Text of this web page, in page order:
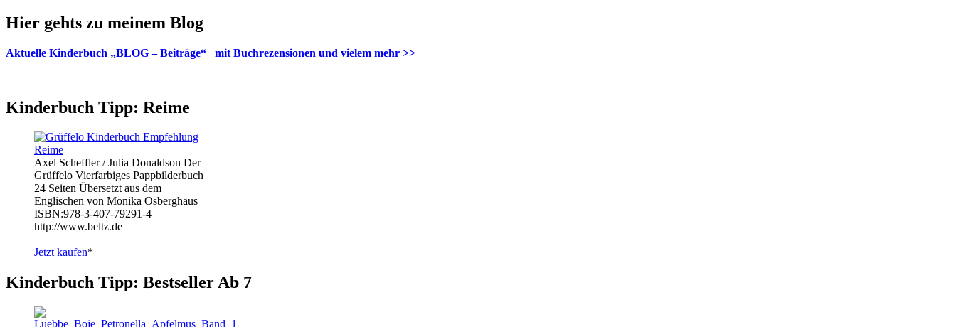
Hier gehts zu meinem Blog
Aktuelle Kinderbuch „BLOG – Beiträge“ mit Buchrezensionen und vielem mehr >>
Kinderbuch Tipp: Reime
Axel Scheffler / Julia Donaldson Der
Grüffelo Vierfarbiges Pappbilderbuch
24 Seiten Übersetzt aus dem
Englischen von Monika Osberghaus
ISBN:978-3-407-79291-4
http://www.beltz.de
Jetzt kaufen*
Kinderbuch Tipp: Bestseller Ab 7